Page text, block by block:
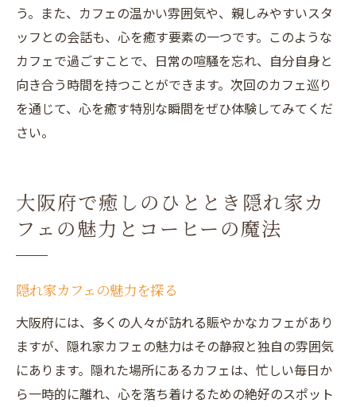
う。また、カフェの温かい雰囲気や、親しみやすいスタ
ッフとの会話も、心を癒す要素の一つです。このような
カフェで過ごすことで、日常の喧騒を忘れ、自分自身と
向き合う時間を持つことができます。次回のカフェ巡り
を通じて、心を癒す特別な瞬間をぜひ体験してみてくだ
さい。
大阪府で癒しのひととき隠れ家カ
フェの魅力とコーヒーの魔法
隠れ家カフェの魅力を探る
大阪府には、多くの人々が訪れる賑やかなカフェがあり
ますが、隠れ家カフェの魅力はその静寂と独自の雰囲気
にあります。隠れた場所にあるカフェは、忙しい毎日か
ら一時的に離れ、心を落ち着けるための絶好のスポット